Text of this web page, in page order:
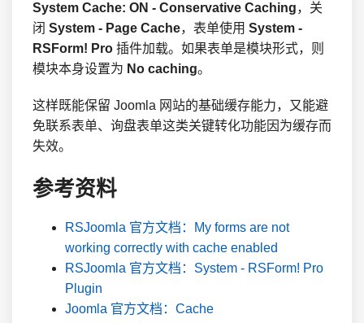
System Cache: ON - Conservative Caching，关
闭 System - Page Cache，表单使用 System -
RSForm! Pro 插件加载。如果表单是模块形式，则
模块本身设置为 No caching。
这样既能保留 Joomla 网站的基础缓存能力，又能避
免联系表单、询盘表单这类关键转化功能因为缓存而
失效。
参考资料
RSJoomla 官方文档：My forms are not
working correctly with cache enabled
RSJoomla 官方文档：System - RSForm! Pro
Plugin
Joomla 官方文档：Cache